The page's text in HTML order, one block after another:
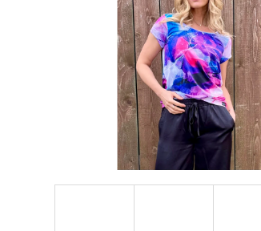
Doporučujeme
MAXI ŠATY - NÁDECH A VÝDECH